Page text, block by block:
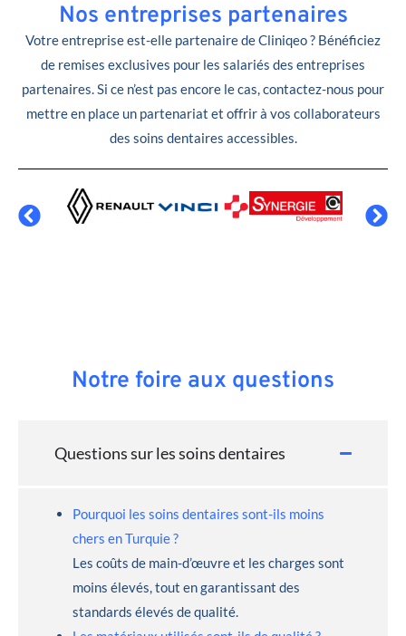
Nos entreprises partenaires
Votre entreprise est-elle partenaire de Cliniqeo ? Bénéficiez
de remises exclusives pour les salariés des entreprises
partenaires. Si ce n’est pas encore le cas, contactez-nous pour
mettre en place un partenariat et offrir à vos collaborateurs
des soins dentaires accessibles.
Notre foire aux questions
Questions sur les soins dentaires
Pourquoi les soins dentaires sont-ils moins
chers en Turquie ?
Les coûts de main-d’œuvre et les charges sont
moins élevés, tout en garantissant des
standards élevés de qualité.